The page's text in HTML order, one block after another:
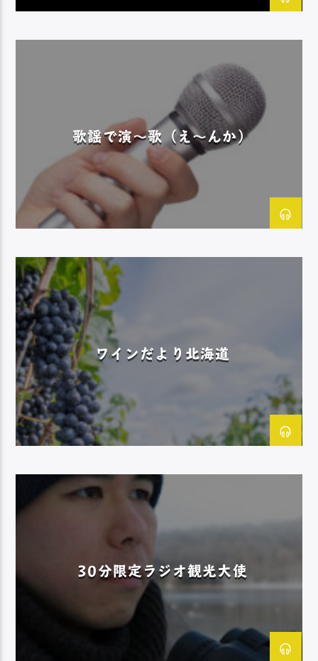
歌謡で演〜歌（え〜んか）
ワインだより北海道
30分限定ラジオ観光大使